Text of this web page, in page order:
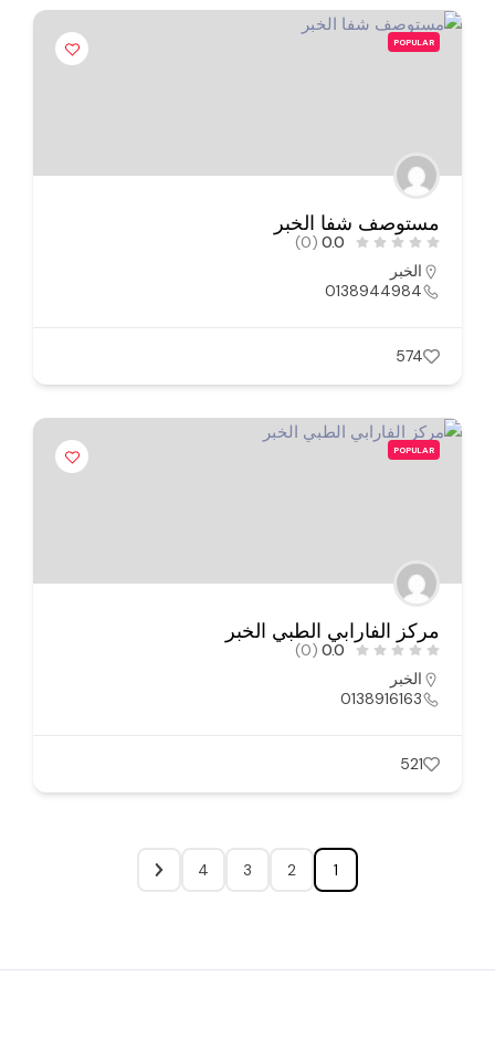
POPULAR
مستوصف شفا الخبر
0.0
(0)
الخبر
0138944984
574
POPULAR
مركز الفارابي الطبي الخبر
0.0
(0)
الخبر
0138916163
521
1
2
3
4